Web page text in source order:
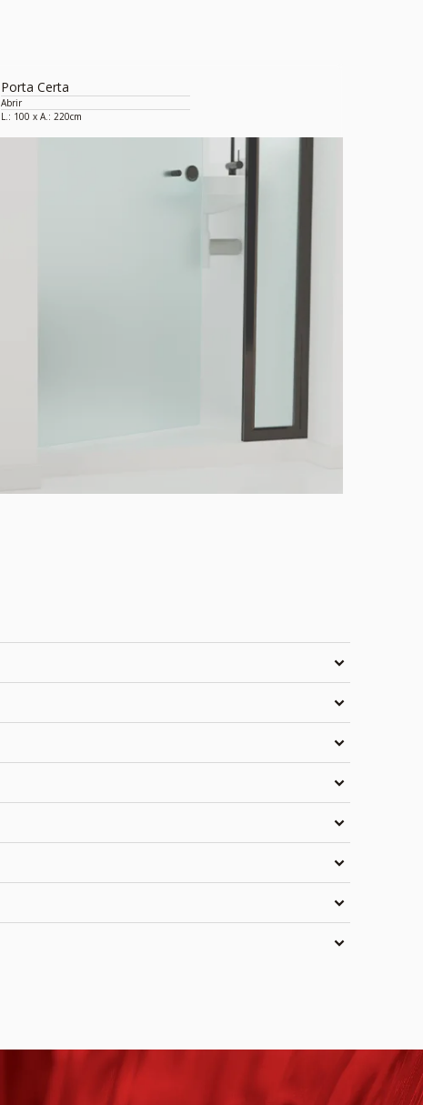
Porta Certa
Abrir
L.: 100 x A.: 220cm